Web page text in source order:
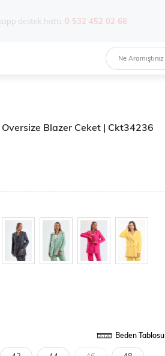
destek hattı: 0 532 452 02 68
Blazer Ceket | Ckt34236
Beden Tablosu